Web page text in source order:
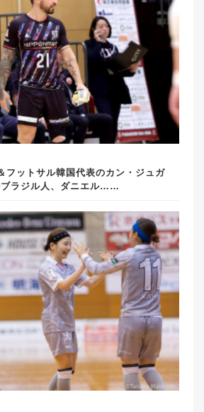
フットサル韓国代表のカン・ジュガ
ブラジル人、ダニエル……